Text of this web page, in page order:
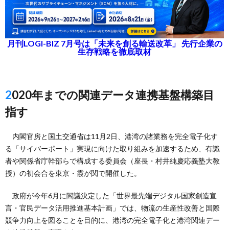
月刊LOGI-BIZ 7月号は「未来を創る輸送改革」 先行企業の
生存戦略を徹底取材
2020年までの関連データ連携基盤構築目
指す
内閣官房と国土交通省は11月2日、港湾の諸業務を完全電子化す
る「サイバーポート」実現に向けた取り組みを加速するため、有識
者や関係省庁幹部らで構成する委員会（座長・村井純慶応義塾大教
授）の初会合を東京・霞が関で開催した。
政府が今年6月に閣議決定した「世界最先端デジタル国家創造宣
言・官民データ活用推進基本計画」では、物流の生産性改善と国際
競争力向上を図ることを目的に、港湾の完全電子化と港湾関連デー